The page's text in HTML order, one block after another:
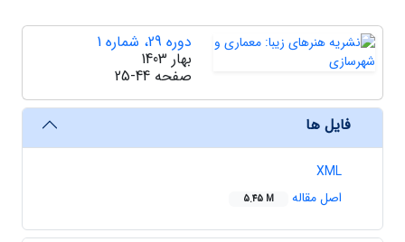
دوره 29، شماره 1
بهار 1403
صفحه 25-44
فایل ها
XML
اصل مقاله
5.45 M